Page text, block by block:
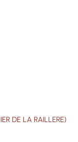
DE LA RAILLERE)